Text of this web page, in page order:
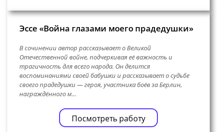
Эссе «Война глазами моего прадедушки»
В сочинении автор рассказывает о Великой
Отечественной войне, подчеркивая её важность и
трагичность для всего народа. Он делится
воспоминаниями своей бабушки и рассказывает о судьбе
своего прадедушки — героя, участника боёв за Берлин,
награждённого м…
Посмотреть работу